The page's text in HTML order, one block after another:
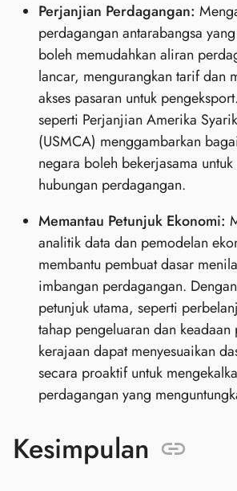
Perjanjian Perdagangan:
perdagangan antarabangsa
boleh memudahkan aliran
lancar, mengurangkan tarif dan
akses pasaran untuk
seperti Perjanjian Amerika
(USMCA) menggambarkan
negara boleh bekerjasama
hubungan perdagangan.
Memantau Petunjuk Ekonomi:
analitik data dan pemodelan
membantu pembuat dasar
imbangan perdagangan.
petunjuk utama, seperti
tahap pengeluaran dan
kerajaan dapat menyesuaikan
secara proaktif untuk
perdagangan yang
Kesimpulan